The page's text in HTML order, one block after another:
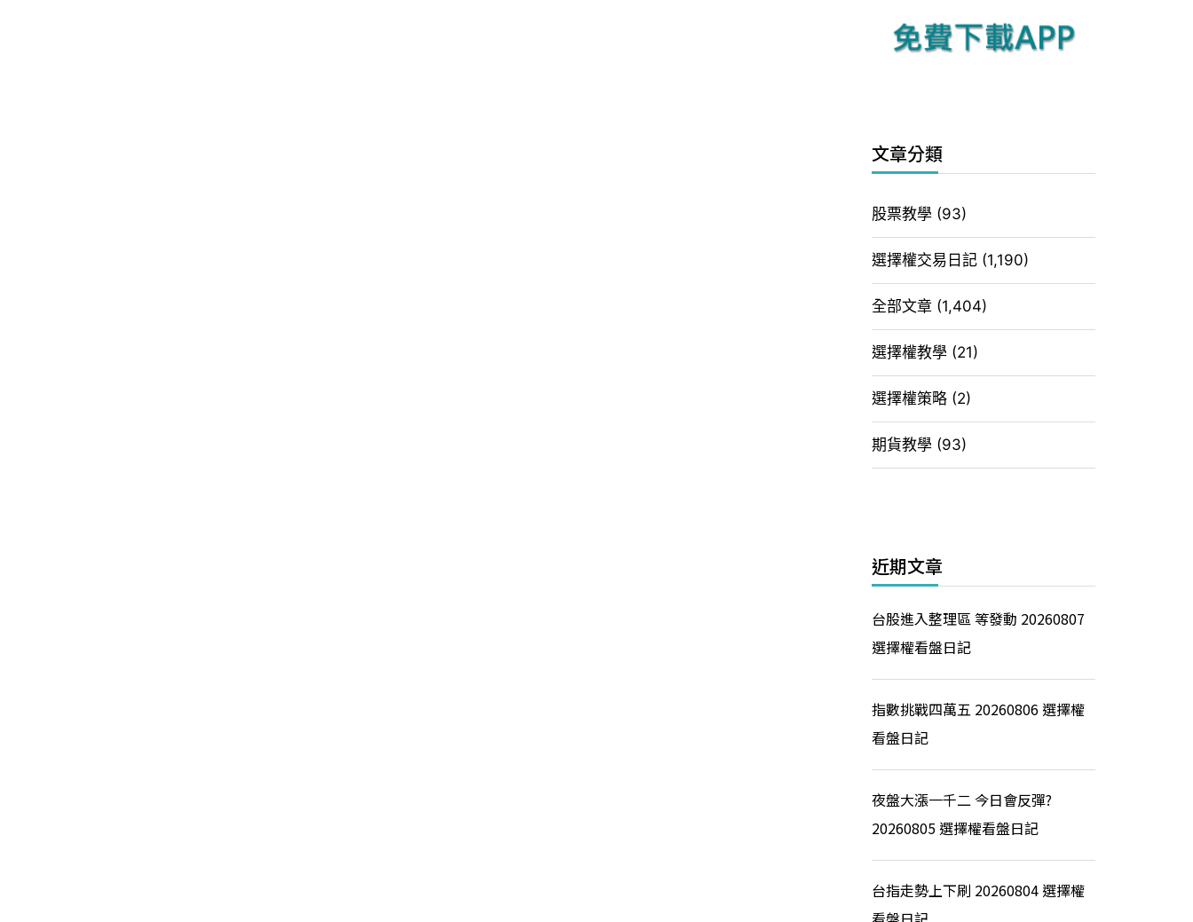
文章分類
股票教學 (93)
選擇權交易日記 (1,190)
全部文章 (1,404)
選擇權教學 (21)
選擇權策略 (2)
期貨教學 (93)
近期文章
台股進入整理區 等發動 20260807
選擇權看盤日記
指數挑戰四萬五 20260806 選擇權
看盤日記
夜盤大漲一千二 今日會反彈?
20260805 選擇權看盤日記
台指走勢上下刷 20260804 選擇權